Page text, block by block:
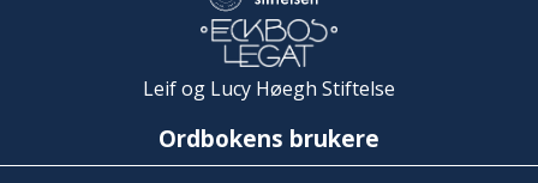
Leif og Lucy Høegh Stiftelse
Ordbokens brukere